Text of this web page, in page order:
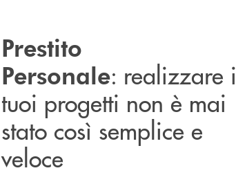
Prestito
Personale: realizzare i
tuoi progetti non è mai
stato così semplice e
veloce